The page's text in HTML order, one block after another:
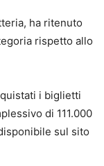
ha ritenuto
rispetto allo
i biglietti
di 111.000
sul sito